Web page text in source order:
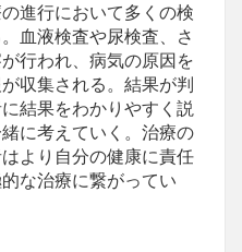
進行において多くの検
血液検査や尿検査、さ
行われ、病気の原因を
収集される。結果が判
結果をわかりやすく説
に考えていく。治療の
より自分の健康に責任
な治療に繋がってい